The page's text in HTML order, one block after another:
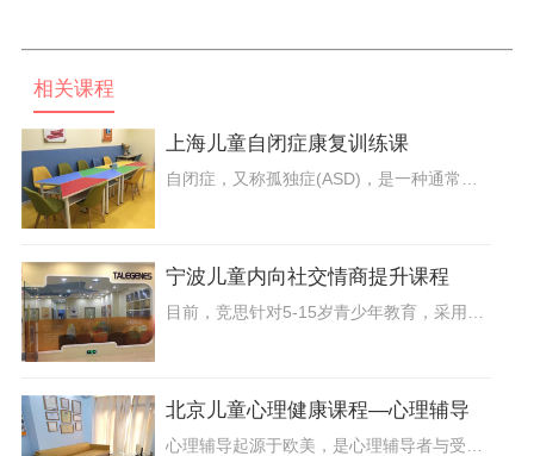
相关课程
上海儿童自闭症康复训练课
宁波儿童内向社交情商提升课程
北京儿童心理健康课程—心理辅导